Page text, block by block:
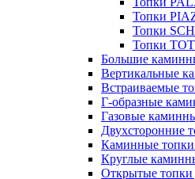
Топки
Топки
Топки
Большие
Вертикальные
Встраиваемые
Г-образные
Газовые
Двухсторонние
Каминные топки
Круглые
Открытые топки